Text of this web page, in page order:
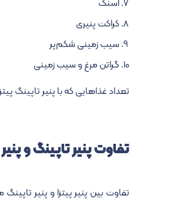
اسنک
کراکت پنیری
سیب زمینی شکم‌پر
گراتن مرغ و سیب زمینی
تعداد غذاهایی که با پنیر تاپینگ
تفاوت پنیر تاپینگ و پنیر
تفاوت بین پنیر پیتزا و پنیر